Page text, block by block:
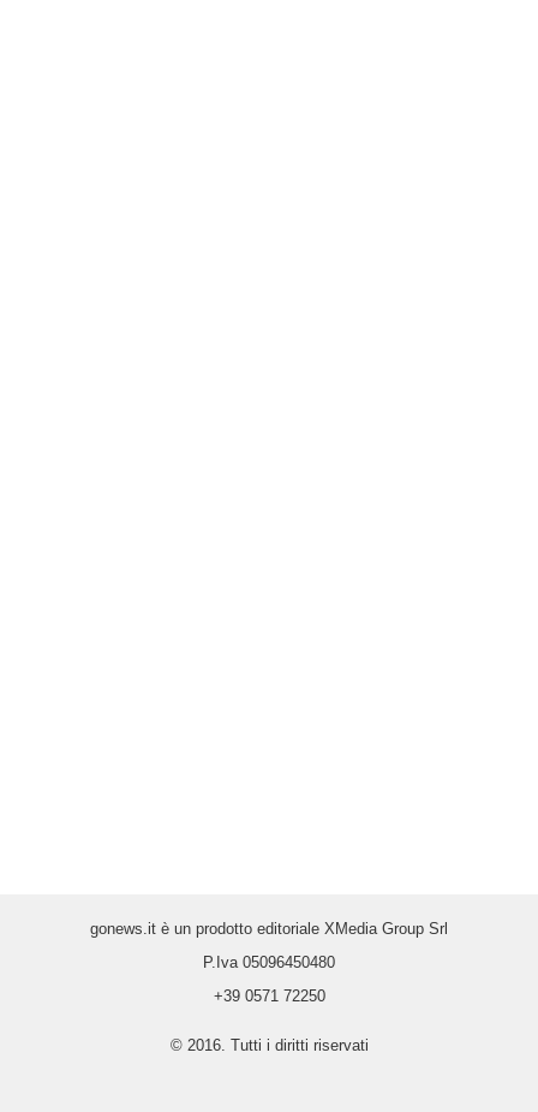
gonews.it è un prodotto editoriale XMedia Group Srl
P.Iva 05096450480
+39 0571 72250
© 2016. Tutti i diritti riservati